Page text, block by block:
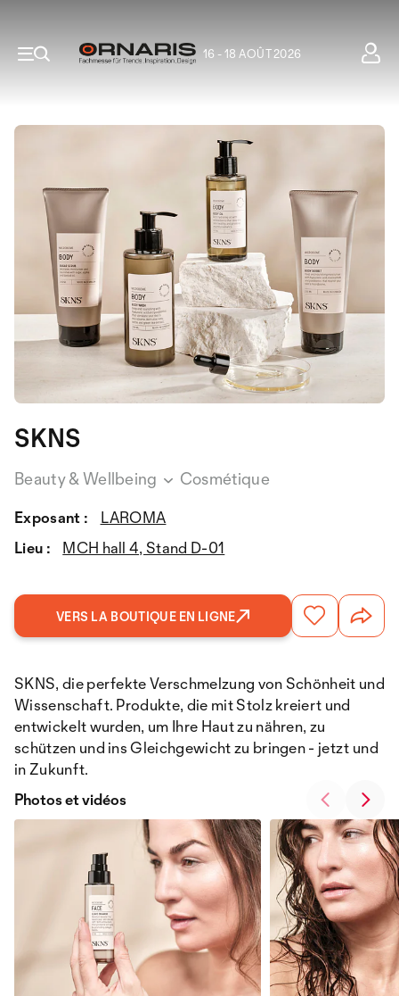
16 - 18 AOÛT 2026
SKNS
Beauty & Wellbeing Cosmétique
Exposant :
LAROMA
Lieu :
MCH hall 4, Stand D-01
VERS LA BOUTIQUE EN LIGNE
SKNS, die perfekte Verschmelzung von Schönheit und
Wissenschaft. Produkte, die mit Stolz kreiert und
entwickelt wurden, um Ihre Haut zu nähren, zu
schützen und ins Gleichgewicht zu bringen - jetzt und
in Zukunft.
Photos et vidéos